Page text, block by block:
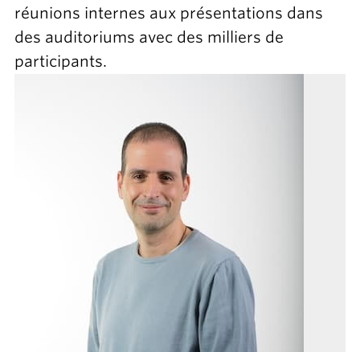
réunions internes aux présentations dans
des auditoriums avec des milliers de
participants.